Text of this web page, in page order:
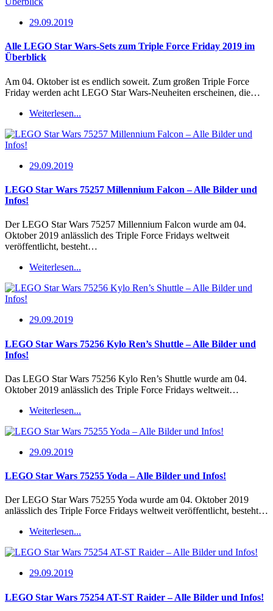
29.09.2019
Alle LEGO Star Wars-Sets zum Triple Force Friday 2019 im
Überblick
Am 04. Oktober ist es endlich soweit. Zum großen Triple Force
Friday werden acht LEGO Star Wars-Neuheiten erscheinen, die…
Weiterlesen...
29.09.2019
LEGO Star Wars 75257 Millennium Falcon – Alle Bilder und
Infos!
Der LEGO Star Wars 75257 Millennium Falcon wurde am 04.
Oktober 2019 anlässlich des Triple Force Fridays weltweit
veröffentlicht, besteht…
Weiterlesen...
29.09.2019
LEGO Star Wars 75256 Kylo Ren’s Shuttle – Alle Bilder und
Infos!
Das LEGO Star Wars 75256 Kylo Ren’s Shuttle wurde am 04.
Oktober 2019 anlässlich des Triple Force Fridays weltweit…
Weiterlesen...
29.09.2019
LEGO Star Wars 75255 Yoda – Alle Bilder und Infos!
Der LEGO Star Wars 75255 Yoda wurde am 04. Oktober 2019
anlässlich des Triple Force Fridays weltweit veröffentlicht, besteht…
Weiterlesen...
29.09.2019
LEGO Star Wars 75254 AT-ST Raider – Alle Bilder und Infos!